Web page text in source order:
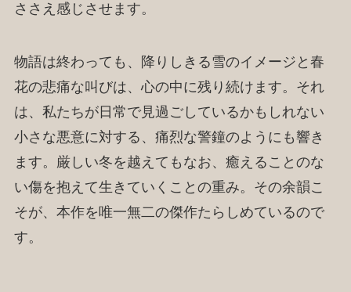
ささえ感じさせます。
物語は終わっても、降りしきる雪のイメージと春
花の悲痛な叫びは、心の中に残り続けます。それ
は、私たちが日常で見過ごしているかもしれない
小さな悪意に対する、痛烈な警鐘のようにも響き
ます。厳しい冬を越えてもなお、癒えることのな
い傷を抱えて生きていくことの重み。その余韻こ
そが、本作を唯一無二の傑作たらしめているので
す。